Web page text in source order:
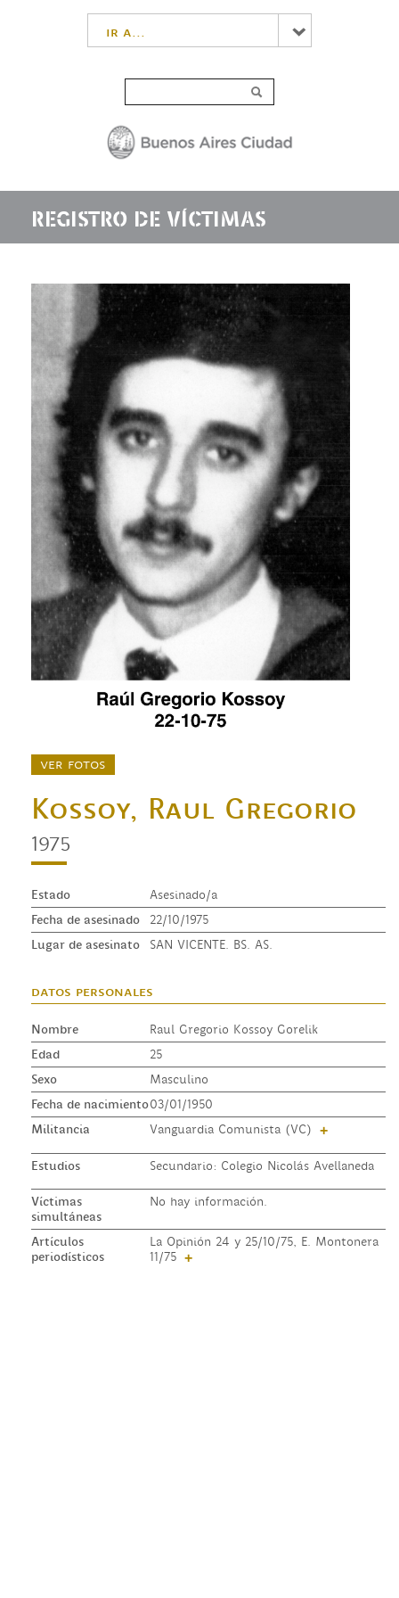
ir a...
REGISTRO DE VÍCTIMAS
ver fotos
Kossoy, Raul Gregorio
1975
Estado
Asesinado/a
Fecha de asesinado
22/10/1975
Lugar de asesinato
SAN VICENTE. BS. AS.
datos personales
Nombre
Raul Gregorio Kossoy Gorelik
Edad
25
Sexo
Masculino
Fecha de nacimiento03/01/1950
Militancia
Vanguardia Comunista (VC) +
Estudios Secundario: Colegio Nicolás Avellaneda
Víctimas
simultáneas
No hay información.
Artículos
periodísticos
La Opinión 24 y 25/10/75, E. Montonera
11/75 +